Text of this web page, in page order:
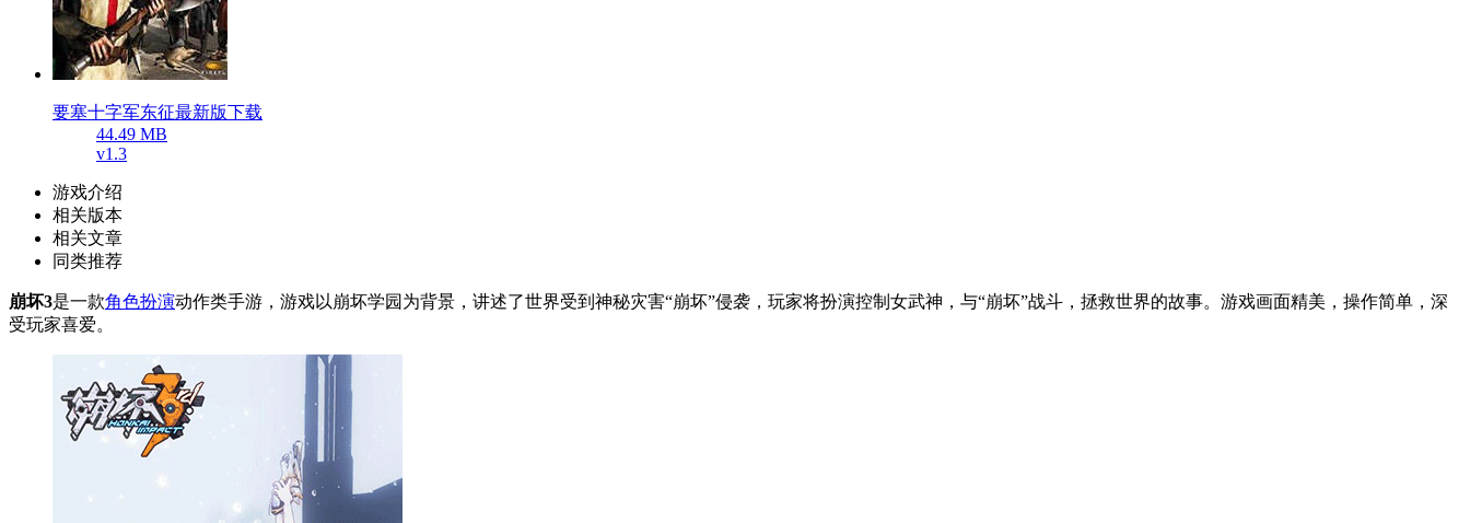
要塞十字军东征最新版下载
44.49 MB
v1.3
游戏介绍
相关版本
相关文章
同类推荐
崩坏3是一款角色扮演动作类手游，游戏以崩坏学园为背景，讲述了世界受到神秘灾害“崩坏”侵袭，玩家将扮演控制女武神，与“崩坏”战斗，拯救世界的故事。游戏画面精美，操作简单，深
受玩家喜爱。